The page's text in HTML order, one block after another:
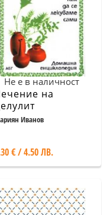
Не е в наличност
на
Иванов
€ / 4.50 ЛВ.